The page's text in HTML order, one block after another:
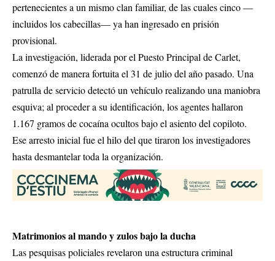
pertenecientes a un mismo clan familiar, de las cuales cinco —
incluidos los cabecillas— ya han ingresado en prisión
provisional.
La investigación, liderada por el Puesto Principal de Carlet,
comenzó de manera fortuita el 31 de julio del año pasado. Una
patrulla de servicio detectó un vehículo realizando una maniobra
esquiva; al proceder a su identificación, los agentes hallaron
1.167 gramos de cocaína ocultos bajo el asiento del copiloto.
Ese arresto inicial fue el hilo del que tiraron los investigadores
hasta desmantelar toda la organización.
Matrimonios al mando y zulos bajo la ducha
Las pesquisas policiales revelaron una estructura criminal